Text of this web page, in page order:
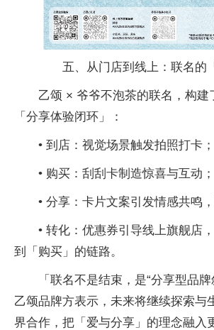
五、从门店到线上：联名的
乙颂 × 爷爷不泡茶的联名，构建
「分享体验闭环」：
• 到店：视觉场景触发拍照打卡；
• 购买：刮刮卡制造惊喜与互动；
• 分享：卡片文案引发情感共鸣
• 转化：优惠券引导线上旗舰店
到「购买」的链路。
「联名不是结束，是“分享型品牌
乙颂品牌方表示，未来将继续探索与
界合作，把「爱与分享」的理念融入